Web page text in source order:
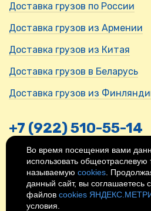
Доставка грузов по России
Доставка грузов из Армении
Доставка грузов из Китая
Доставка грузов в Беларусь
Доставка грузов из
+7 (922) 510-55-14
Адрес - Россия, Нижний Новгород,
ул. Ильинская, 29
Время работы - 9:00-18:00.
© 2026Политика
конфиденциальности
Во время посещения вами
использовать общеотраслевую
называемую cookies .
данный сайт, вы соглашаетесь
файлов cookies
условия.